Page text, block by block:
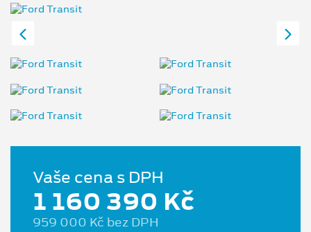
Vaše cena s DPH
1 160 390 Kč
959 000 Kč bez DPH